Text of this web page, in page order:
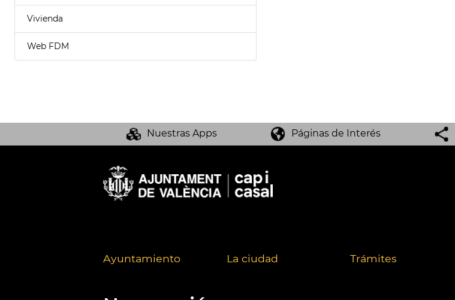
Vivienda
Web FDM
Nuestras Apps Páginas de Interés
Ayuntamiento La ciudad Trámites